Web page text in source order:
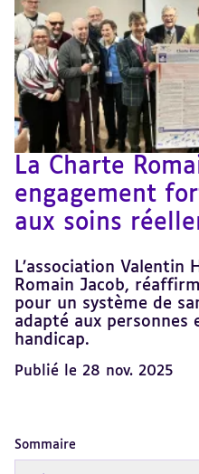
La Charte
engagement
aux soins
L’association Valentin
Romain Jacob,
pour un système de
adapté aux personnes
handicap.
Publié le 28 nov. 2025
Sommaire